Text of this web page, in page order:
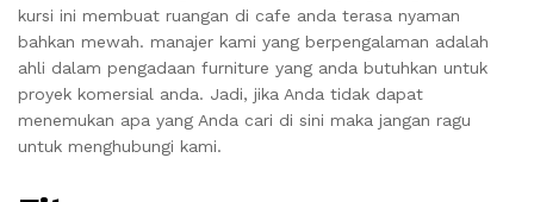
kursi ini membuat ruangan di cafe anda terasa nyaman
bahkan mewah. manajer kami yang berpengalaman adalah
ahli dalam pengadaan furniture yang anda butuhkan untuk
proyek komersial anda. Jadi, jika Anda tidak dapat
menemukan apa yang Anda cari di sini maka jangan ragu
untuk menghubungi kami.